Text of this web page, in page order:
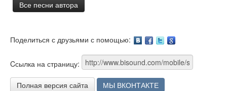
Все песни автора
Поделиться с друзьями с помощью:
Cсылка на страницу:
Полная версия сайта МЫ ВКОНТАКТЕ